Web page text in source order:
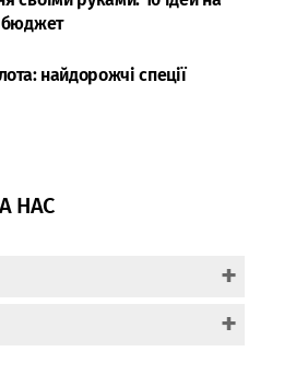
бюджет
найдорожчі спеції
НАС
+
+